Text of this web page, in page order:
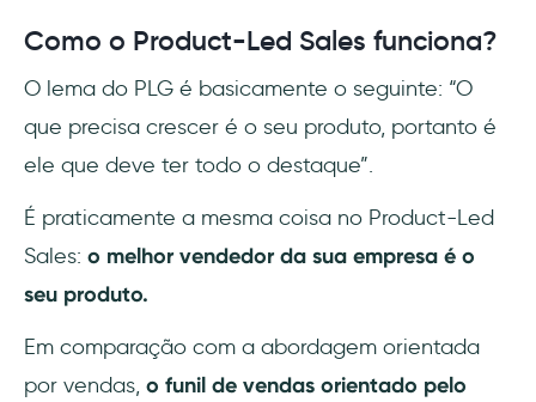
Como o Product-Led Sales funciona?
O lema do PLG é basicamente o seguinte: “O
que precisa crescer é o seu produto, portanto é
ele que deve ter todo o destaque”.
É praticamente a mesma coisa no Product-Led
Sales: o melhor vendedor da sua empresa é o
seu produto.
Em comparação com a abordagem orientada
por vendas, o funil de vendas orientado pelo